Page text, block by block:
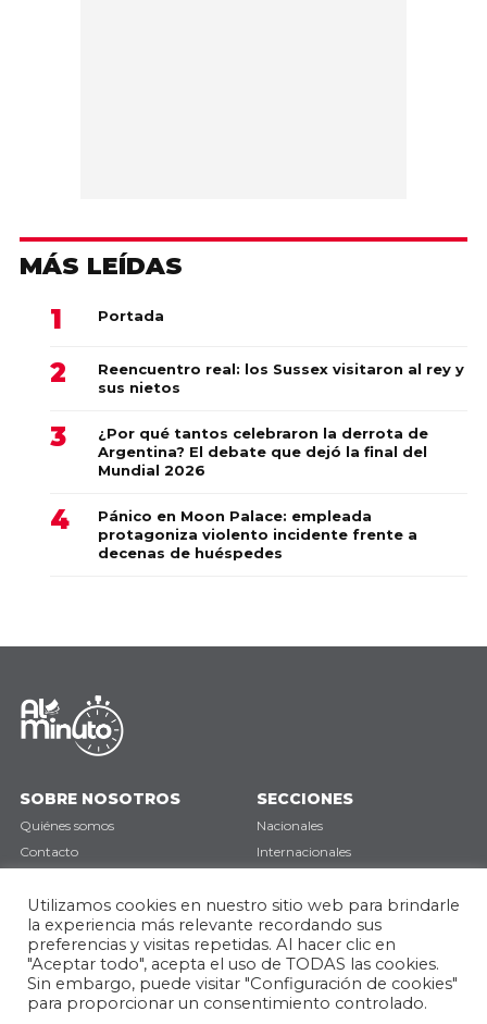
MÁS LEÍDAS
Portada
Reencuentro real: los Sussex visitaron al rey y
sus nietos
¿Por qué tantos celebraron la derrota de
Argentina? El debate que dejó la final del
Mundial 2026
Pánico en Moon Palace: empleada
protagoniza violento incidente frente a
decenas de huéspedes
SOBRE NOSOTROS
Quiénes somos
Contacto
SECCIONES
Nacionales
Internacionales
Opinión
SÍGUENOS
Utilizamos cookies en nuestro sitio web para brindarle
la experiencia más relevante recordando sus
preferencias y visitas repetidas. Al hacer clic en
"Aceptar todo", acepta el uso de TODAS las cookies.
Sin embargo, puede visitar "Configuración de cookies"
para proporcionar un consentimiento controlado.